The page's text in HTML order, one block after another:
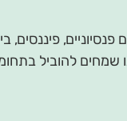
פיננסים,
שמחים להוביל